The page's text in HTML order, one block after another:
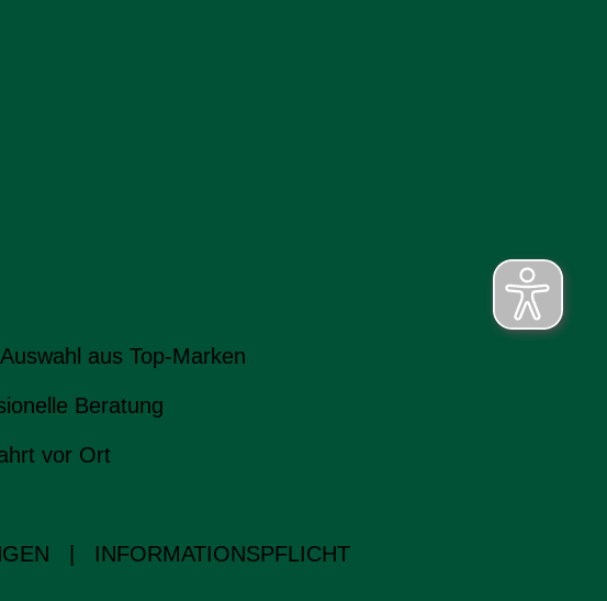
aus Top-Marken
Beratung
vor Ort
INFORMATIONSPFLICHT